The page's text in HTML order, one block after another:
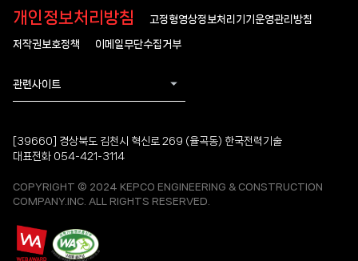
인스
블로그
페이스북
개인정보처리방침 고정형영상정보처리기기운영관리방침
저작권보호정책 이메일무단수집거부
관련사이트
[39660] 경상북도 김천시 혁신로 269 (율곡동) 한국전력기술
대표전화 054-421-3114
COPYRIGHT © 2024 KEPCO ENGINEERING & CONSTRUCTION
COMPANY.INC. ALL RIGHTS RESERVED.